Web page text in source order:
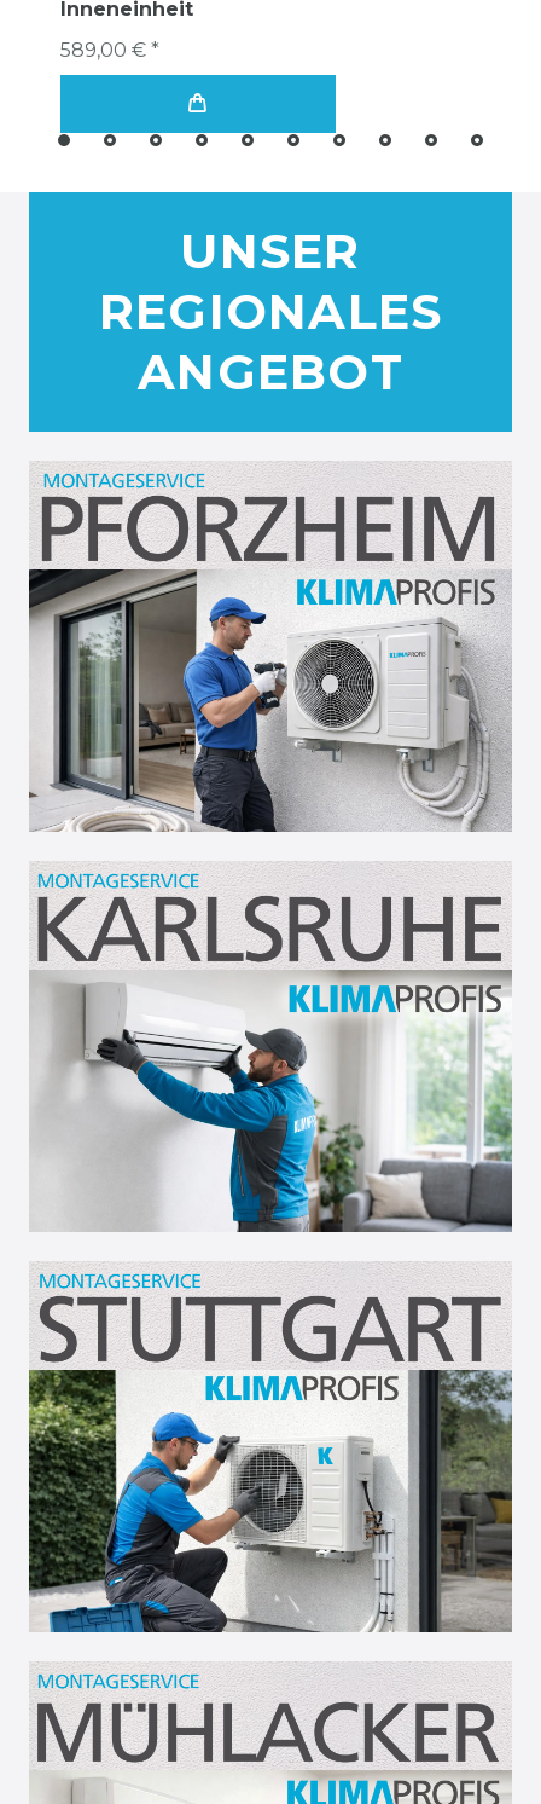
Inneneinheit
589,00 € *
UNSER
REGIONALES
ANGEBOT